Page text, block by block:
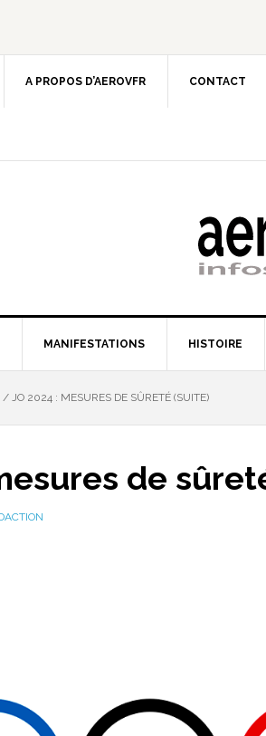
A PROPOS D’AEROVFR CONTACT
MANIFESTATIONS HISTOIRE
/ JO 2024 : MESURES DE SÛRETÉ (SUITE)
de